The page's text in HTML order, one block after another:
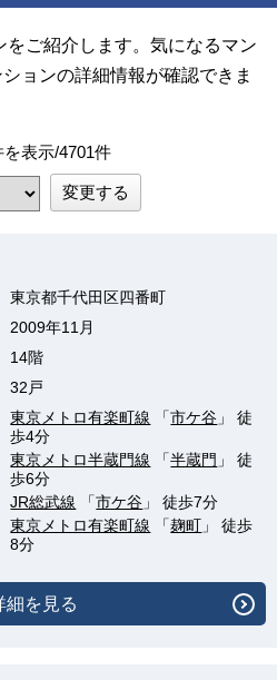
ご紹介します。気になるマン
ョンの詳細情報が確認できま
を表示/4701件
変更する
東京都千代田区四番町
2009年11月
14階
32戸
東京メトロ有楽町線 「市ケ谷 」 徒
歩4分
東京メトロ半蔵門線 「半蔵門 」 徒
歩6分
JR総武線 「市ケ谷 」 徒歩7分
東京メトロ有楽町線 「麹町 」 徒歩
8分
細を見る